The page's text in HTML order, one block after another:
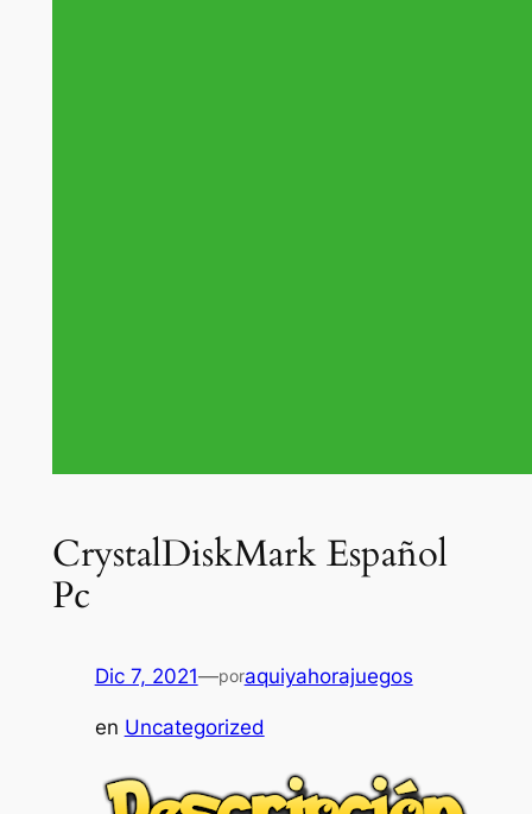
CrystalDiskMark Español
Pc
Dic 7, 2021—poraquiyahorajuegos
en Uncategorized